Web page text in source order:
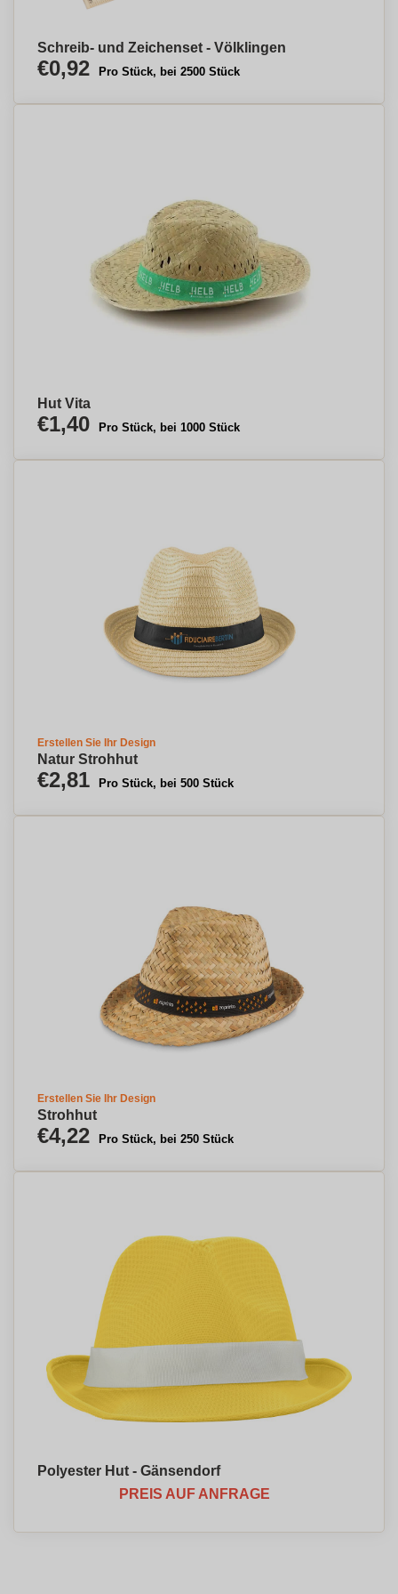
Schreib- und Zeichenset - Völklingen
€0,92 Pro Stück, bei 2500 Stück
Hut Vita
€1,40 Pro Stück, bei 1000 Stück
Erstellen Sie Ihr Design
Natur Strohhut
€2,81 Pro Stück, bei 500 Stück
Erstellen Sie Ihr Design
Strohhut
€4,22 Pro Stück, bei 250 Stück
Polyester Hut - Gänsendorf
PREIS AUF ANFRAGE